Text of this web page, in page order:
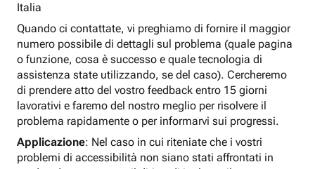
Italia
Quando ci contattate, vi preghiamo di fornire il maggior
numero possibile di dettagli sul problema (quale pagina
o funzione, cosa è successo e quale tecnologia di
assistenza state utilizzando, se del caso). Cercheremo
di prendere atto del vostro feedback entro 15 giorni
lavorativi e faremo del nostro meglio per risolvere il
problema rapidamente o per informarvi sui progressi.
Applicazione: Nel caso in cui riteniate che i vostri
problemi di accessibilità non siano stati affrontati in